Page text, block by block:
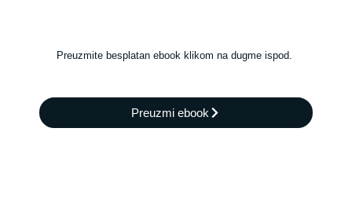
Preuzmite besplatan ebook klikom na dugme ispod.
Preuzmi ebook